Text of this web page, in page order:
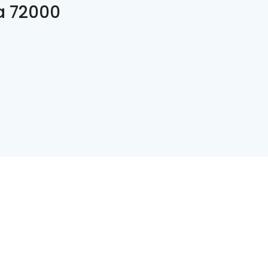
72000